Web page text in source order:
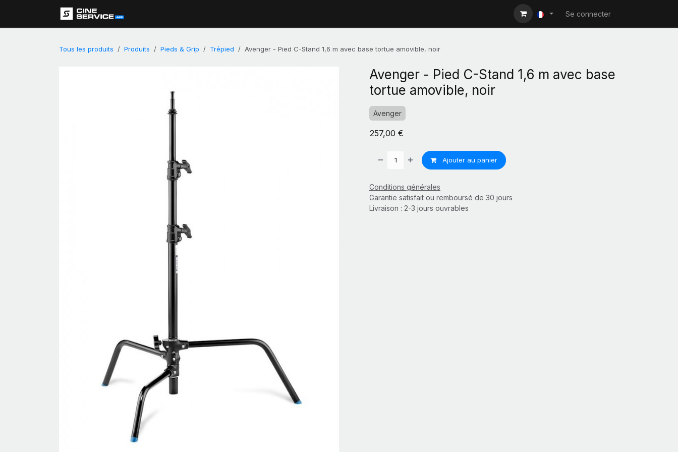
Se connecter
Tous les produits Produits Pieds & Grip Trépied Avenger - Pied C-Stand 1,6 m avec base tortue amovible, noir
Avenger - Pied C-Stand 1,6 m avec base
tortue amovible, noir
Avenger
257,00 €
Ajouter au panier
Conditions générales
Garantie satisfait ou remboursé de 30 jours
Livraison : 2-3 jours ouvrables